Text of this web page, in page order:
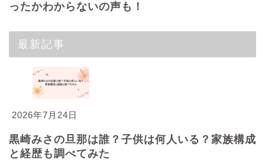
ったかわからないの声も！
最新記事
2026年7月24日
黒崎みさの旦那は誰？子供は何人いる？家族構成
と経歴も調べてみた